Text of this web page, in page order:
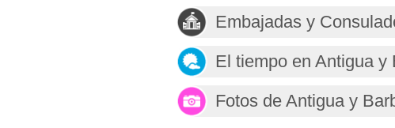
Embajadas y
El tiempo en Antigua y
Fotos de Antigua y